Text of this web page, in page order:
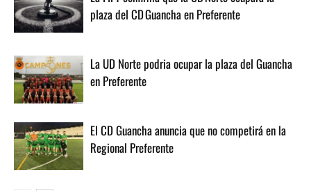
plaza del CD Guancha en Preferente
La UD Norte podria ocupar la plaza del Guancha
en Preferente
El CD Guancha anuncia que no competirá en la
Regional Preferente